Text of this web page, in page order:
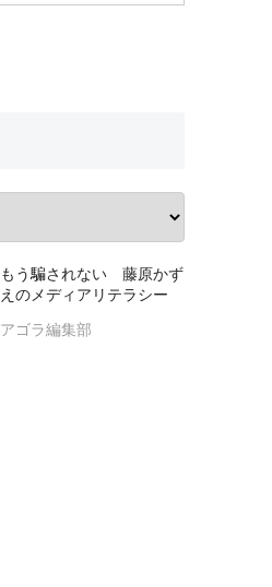
もう騙されない 藤原かず
えのメディアリテラシー
アゴラ編集部